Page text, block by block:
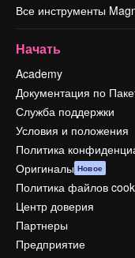
Все инструменты
Начать
Academy
Документация по
Служба поддержки
Условия и положения
Политика
Оригиналы Новое
Политика файлов
Центр доверия
Партнеры
Предприятие